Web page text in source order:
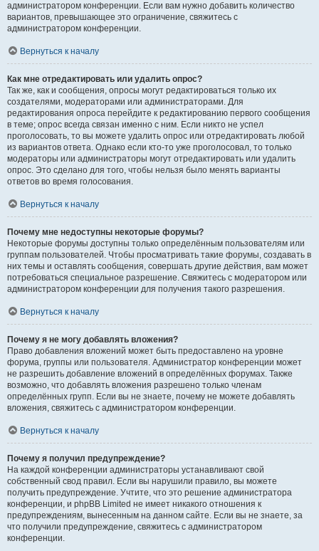
администратором конференции. Если вам нужно добавить количество
вариантов, превышающее это ограничение, свяжитесь с
администратором конференции.
Вернуться к началу
Как мне отредактировать или удалить опрос?
Так же, как и сообщения, опросы могут редактироваться только их
создателями, модераторами или администраторами. Для
редактирования опроса перейдите к редактированию первого сообщения
в теме; опрос всегда связан именно с ним. Если никто не успел
проголосовать, то вы можете удалить опрос или отредактировать любой
из вариантов ответа. Однако если кто-то уже проголосовал, то только
модераторы или администраторы могут отредактировать или удалить
опрос. Это сделано для того, чтобы нельзя было менять варианты
ответов во время голосования.
Вернуться к началу
Почему мне недоступны некоторые форумы?
Некоторые форумы доступны только определённым пользователям или
группам пользователей. Чтобы просматривать такие форумы, создавать в
них темы и оставлять сообщения, совершать другие действия, вам может
потребоваться специальное разрешение. Свяжитесь с модератором или
администратором конференции для получения такого разрешения.
Вернуться к началу
Почему я не могу добавлять вложения?
Право добавления вложений может быть предоставлено на уровне
форума, группы или пользователя. Администратор конференции может
не разрешить добавление вложений в определённых форумах. Также
возможно, что добавлять вложения разрешено только членам
определённых групп. Если вы не знаете, почему не можете добавлять
вложения, свяжитесь с администратором конференции.
Вернуться к началу
Почему я получил предупреждение?
На каждой конференции администраторы устанавливают свой
собственный свод правил. Если вы нарушили правило, вы можете
получить предупреждение. Учтите, что это решение администратора
конференции, и phpBB Limited не имеет никакого отношения к
предупреждениям, вынесенным на данном сайте. Если вы не знаете, за
что получили предупреждение, свяжитесь с администратором
конференции.